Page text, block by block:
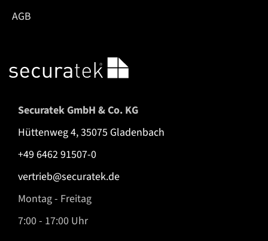
AGB
Securatek GmbH & Co. KG
Hüttenweg 4, 35075 Gladenbach
+49 6462 91507-0
vertrieb@securatek.de
Montag - Freitag
7:00 - 17:00 Uhr